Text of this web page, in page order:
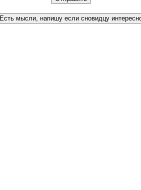
Есть мысли, напишу если сновидцу